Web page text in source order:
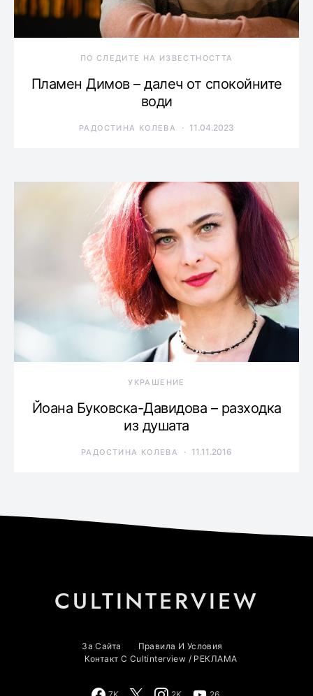
ПО СЛЕДИТЕ НА ИЗВЕСТНОСТТА
Пламен Димов – далеч от спокойните
води
РАДОСТИНА КОЛЕВА 11.04.2023
УКРАШЕНИЕ
Йоана Буковска-Давидова – разходка
из душата
РАДОСТИНА КОЛЕВА 11.11.2016
CULTINTERVIEW
За Сайта
Правила И Условия
Контакт С Cultinterview / РЕКЛАМА